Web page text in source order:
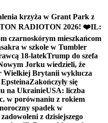
krzyża w Grant Park z
RADIOTON 2026! ❤️IL:
czarnoskórym mieszkańcom
w szkole w Tumbler
18-latekTrump do szefa
Jorku wiedzieli, że
Wielkiej Brytanii wyklucza
Zakończyły się
na UkrainieUSA: liczba
w porównaniu z rokiem
spadek w
z dzisiejszego